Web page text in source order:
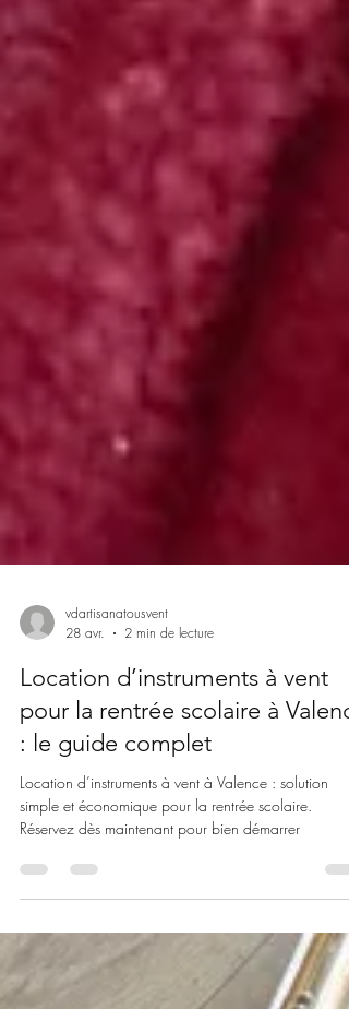
vdartisanatousvent
28 avr.
2 min de lecture
Location d’instruments à vent
pour la rentrée scolaire à
: le guide complet
simple et économique pour la rentrée scolaire.
Réservez dès maintenant pour bien démarrer